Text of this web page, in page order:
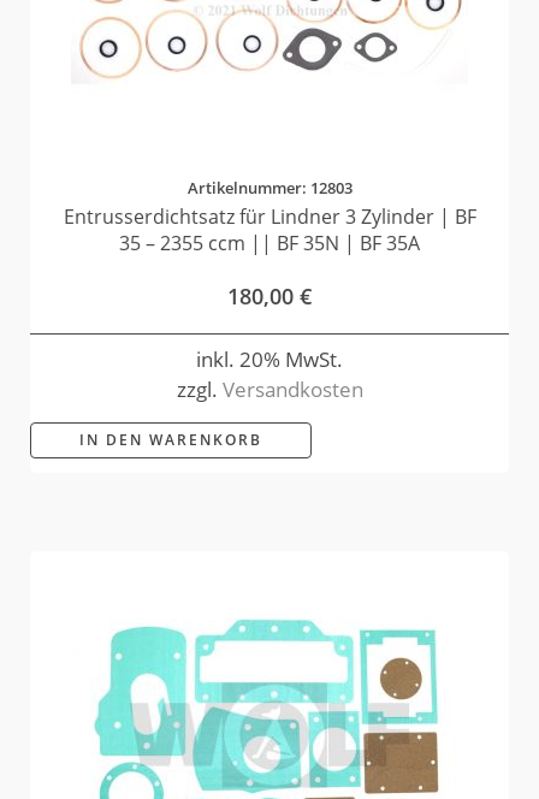
Artikelnummer: 12803
Entrusserdichtsatz für Lindner 3 Zylinder | BF
35 – 2355 ccm || BF 35N | BF 35A
180,00 €
inkl. 20% MwSt.
zzgl. Versandkosten
IN DEN WARENKORB